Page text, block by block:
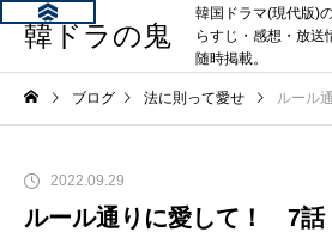
韓ドラの鬼
韓国ドラマ(現代版)
らすじ・感想・放送
随時掲載。
ブログ 法に則って愛せ ルール通り
2022.09.29
ルール通りに愛して！ 7